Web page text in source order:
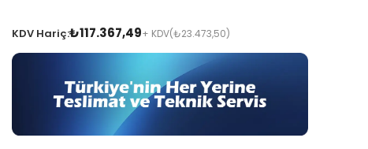
KDV Hariç:₺117.367,49+ KDV(₺23.473,50)